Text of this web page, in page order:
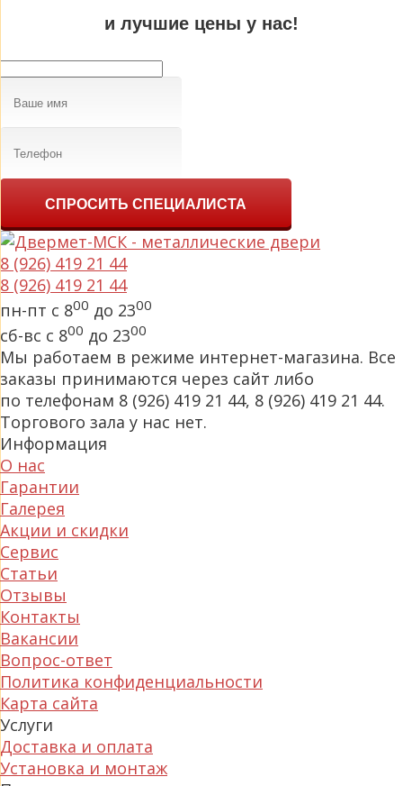
и лучшие цены у нас!
СПРОСИТЬ СПЕЦИАЛИСТА
8 (926) 419 21 44
8 (926) 419 21 44
пн-пт с 800 до 2300
сб-вс с 800 до 2300
Мы работаем в режиме интернет-магазина. Все
заказы принимаются через сайт либо
по телефонам 8 (926) 419 21 44, 8 (926) 419 21 44.
Торгового зала у нас нет.
Информация
О нас
Гарантии
Галерея
Акции и скидки
Сервис
Статьи
Отзывы
Контакты
Вакансии
Вопрос-ответ
Политика конфиденциальности
Карта сайта
Услуги
Доставка и оплата
Установка и монтаж